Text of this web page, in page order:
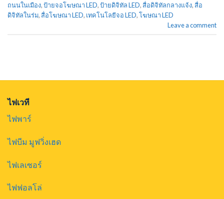
ถนนในเมือง,ป้ายจอโฆษณา LED,ป้ายดิจิทัล LED,สื่อดิจิทัลกลางแจ้ง,สื่อ
ดิจิทัลในร่ม,สื่อโฆษณา LED, เทคโนโลยีจอ LED,โฆษณา LED
Leave a comment
ไฟเวที
ไฟพาร์
ไฟบีม มูฟวิ่งเฮด
ไฟเลเซอร์
ไฟฟอลโล่